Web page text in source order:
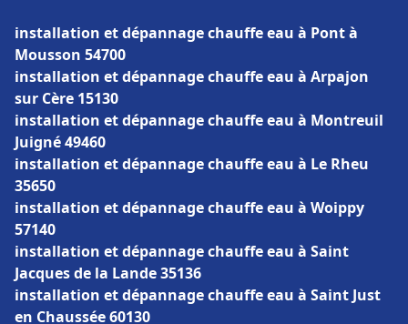
installation et dépannage chauffe eau à Pont à
Mousson 54700
installation et dépannage chauffe eau à Arpajon
sur Cère 15130
installation et dépannage chauffe eau à Montreuil
Juigné 49460
installation et dépannage chauffe eau à Le Rheu
35650
installation et dépannage chauffe eau à Woippy
57140
installation et dépannage chauffe eau à Saint
Jacques de la Lande 35136
installation et dépannage chauffe eau à Saint Just
en Chaussée 60130